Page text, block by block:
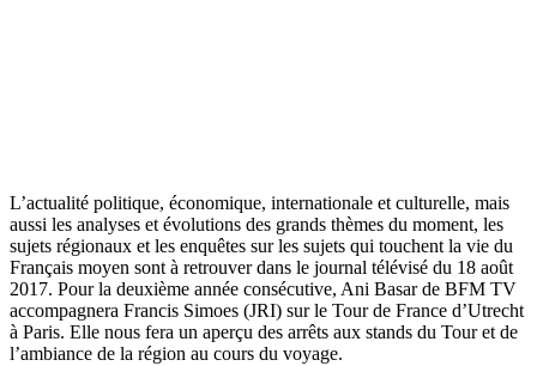
L’actualité politique, économique, internationale et culturelle, mais
aussi les analyses et évolutions des grands thèmes du moment, les
sujets régionaux et les enquêtes sur les sujets qui touchent la vie du
Français moyen sont à retrouver dans le journal télévisé du 18 août
2017. Pour la deuxième année consécutive, Ani Basar de BFM TV
accompagnera Francis Simoes (JRI) sur le Tour de France d’Utrecht
à Paris. Elle nous fera un aperçu des arrêts aux stands du Tour et de
l’ambiance de la région au cours du voyage.